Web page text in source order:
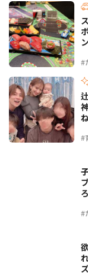
#
#
#